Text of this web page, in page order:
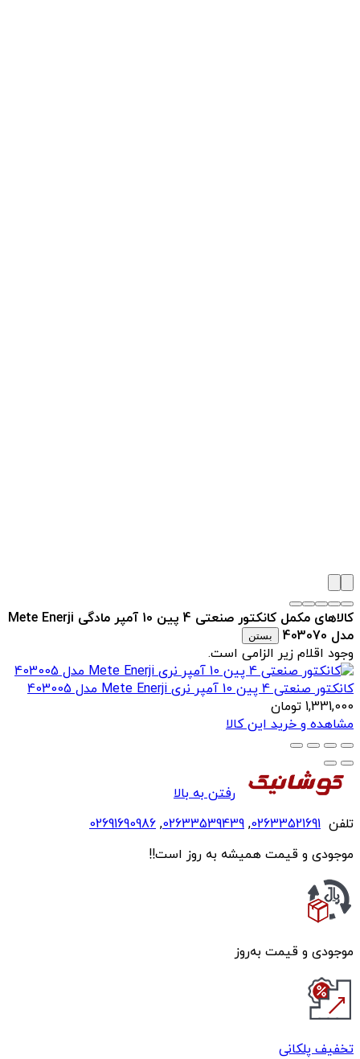
کالاهای مکمل کانکتور صنعتی 4 پین 10 آمپر مادگی Mete Enerji
مدل 403070
بستن
وجود اقلام زیر الزامی است.
کانکتور صنعتی 4 پین 10 آمپر نری Mete Enerji مدل 403005
1,331,000 تومان
مشاهده و خرید این کالا
رفتن به بالا
تلفن 02633521691
,
02633539439
,
02691690986
موجودی و قیمت همیشه به روز است!!
موجودی و قیمت به‌روز
تخفیف پلکانی